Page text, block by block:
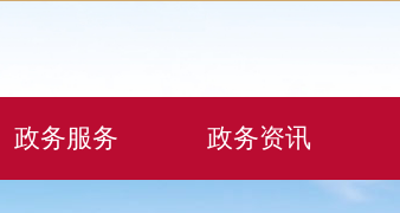
政务服务 政务资讯